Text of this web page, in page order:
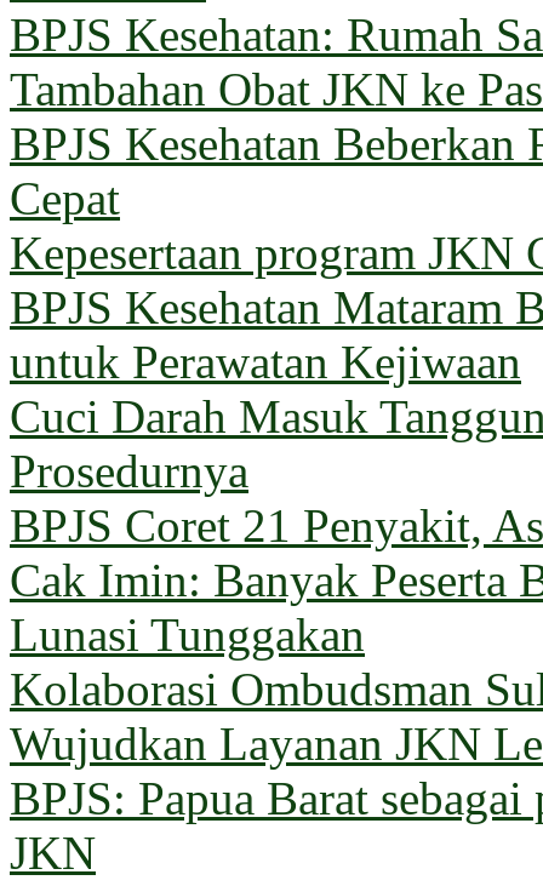
BPJS Kesehatan: Rumah
Tambahan Obat JKN ke
BPJS Kesehatan
Cepat
Kepesertaan program JKN
BPJS Kesehatan
untuk Perawatan Kejiwaan
Cuci Darah Masuk
Prosedurnya
BPJS Coret 21 Penyakit,
Cak Imin: Banyak Peserta
Lunasi Tunggakan
Kolaborasi Ombudsman
Wujudkan Layanan JKN
BPJS: Papua Barat
JKN